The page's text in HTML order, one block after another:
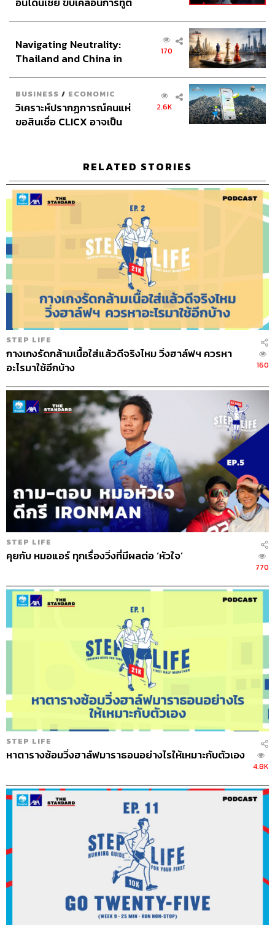
บอกตัวเองว่าไปเดี๋ยวนี้ เลยลากไปตั้งแต่กิโลฯ​ ที่ 8-9 จนจบ
42.195 กิโลฯ เป็นครั้งแรก
แล้วหมอเมย์น่ารักมาก ตอนจะเข้าเส้นชัยก็ไปแอบลูกโป่งไว้ที่
รถพี่อีกคันหนึ่ง แล้วเอามาเซอร์ไพรส์ แม่เลยบอกว่าเฮ้ยถอย
ไปก่อน ฉันจะเป็นลม คนมารุมเยอะมากแม่เลยวูบไปพักหนึ่ง
แต่ถือว่าเป็นครั้งที่ประทับใจเพราะไม่คิดว่าผู้หญิงแก่ๆ คน
หนึ่งจะได้เจอบรรยากาศแบบนั้น
เคยรู้ว่าเขาเป็นคนแบบนี้ (หัวเราะ) ตอนนั้นเขาอยู่บนเวทีใน
แคมป์แล้วเขาก็ถามว่าใครจะไป 10 กิโลฯ แม่ก็ยกมือ ใครจะ
ไปมินิมาราธอน แม่ก็ยกมือ ใครจะไปมาราธอน แม่ก็ยกมือ
ใครจะไป 100 กิโลฯ แม่ก็ยกมือ เพราะบรรยากาศในห้องมัน
สนุก แล้วก็อยากให้เด็กๆ ยกมือตาม แต่ไม่จบแค่นั้น คุณป๊อก
เขาถามต่อว่าใครที่ยกมือเมื่อกี้ให้ยืนบนเก้าอี้ เพราะดิฉันหัว
หงอกแล้วใครๆ ก็เห็นว่ายกมือ ก็เลยต้องแสดงสปิริตยืนบน
เก้าอี้ หลังจากนั้นก็คิดในใจเลยว่า ‘กูจะทำอย่างไรวะ’
ภาพตอนนั้นมันเลยติดอยู่ในใจว่าเราต้องทำให้ได้ เด็กๆ เห็น
ว่าเราเป็นคนพูดจริงทำจริง เราต้องมีสัจจะกับตัวเองค่ะ พอแม่
ลงมาจากเก้าอี้ตัวนั้นก็เอาแล้วเว้ย ทุกข์เริ่มมาแล้ว แม่ก็เริ่ม
ถามหมอเมย์ว่าเมื่อไรจะวิ่ง 100 กิโลฯ เพราะอยากให้ลูกสาว
สัมผัสก่อนจากประสบการณ์ตรง เขาก็เป็นห่วงแม่เพราะไม่ใช่
เรื่องง่ายที่คนอายุขนาดแม่จะไปวิ่ง แม่เลยตัดสินใจแอบสมัคร
ค่ะ แล้วก็สมัครเผื่อหมอเมย์ด้วย (หัวเราะ) เพราะอย่างไรเขา
ก็ไม่ทิ้งแม่
(หมอเมย์เสริมว่า การวิ่ง 100 กิโลเมตรครั้งนั้นคือการวิ่งบาง
แสน 100 วัตถุประสงค์คือการเป็นเพื่อนคอยซัพพอร์ตกันไป
ดังนั้นลักษณะการวิ่งจะถูกวางให้เข้าเส้นชัยใกล้ๆ กัน แต่จะ
ปล่อยตัวด้วยระยะเวลาที่แตกต่างกัน คนวิ่งเร็วจะถูกปล่อยตัว
ทีหลัง คนวิ่งช้าจะถูกปล่อยตัวก่อน แม่เลยได้สิทธิพิเศษปล่อย
ตัวก่อน เพราะหลังจากที่เถียงกันจนสู้แม่ไม่ได้ ก็เลยต้องยอม
ให้เขาไปวิ่งเพราะเขาไม่เคยขออะไรมาก่อน)
หลังจากผ่านดราม่าต่างๆ วันนั้นแม่ก็ได้เพื่อนมาวิ่ง แต่เหมือน
เซเลบต่างๆ เขาต้องมาวิ่งรอแม่แล้วมันเป็นการวิ่งที่ยาวนาน
อ่างศิลาพอดี แต่ด้วยความเหนื่อยแม่ก็เริ่มทะเลาะกับความ
คิดของตัวเองอีกครั้ง หยุดนะ นอนเถอะ วิ่งมา 27 ชั่วโมงแล้ว
เหนื่อยแล้ว แต่อีกใจก็บอกว่าไม่ ฉันซ้อมมา ฉันทะเลาะกับ
หมอเมย์มากว่าฉันจะได้วิ่ง 100 กิโลฯ ฉันต้องผ่านการทดสอ
บอัลตร้ามาราธอนวิ่ง 10 ชั่วโมงไม่หยุด ทะเลาะกับลูกมา
สารพัดจะมาจบตรงนี้ง่ายๆ ไม่ได้ แม่ก็ซดกาแฟแล้ววิ่งปรื๊ด
จากอ่างศิลาเข้าหาดบางแสนไม่รู้เพซอะไร แต่คนตามไม่ทัน
พอใกล้เส้นชัยอีก 2 กิโลเมตรเกิดพายุเข้า ฝ่าทั้งลมทั้งฝน แม่
เลยยกมือไหว้ตรงนั้นว่าขอลูกช้างผ่านตรงนี้ไปนิดเดียวอย่า
เพิ่งโกรธกันเลย
พอเข้าเส้นชัยแม่รู้สึกว่าฉันทำได้แล้วกับที่เคย
สัญญาเอาไว้ที่ห้องประชุม ต่อหน้าคนเยอะแยะ
ฉันทำสำเร็จแล้ว
อินโดนีเซีย
Navigating Neutrality:
Thailand and China in
170
BUSINESS / ECONOMIC
วิเคราะห์ปรากฏการณ์คนแห่
ขอสินเชื่อ CLICX อาจเป็น
2.6K
RELATED STORIES
STEP LIFE
กางเกงรัดกล้ามเนื้อใส่แล้วดีจริงไหม วิ่งฮาล์ฟฯ ควรหา
อะไรมาใช้อีกบ้าง
160
STEP LIFE
คุยกับ หมอแอร์ ทุกเรื่องวิ่งที่มีผลต่อ ‘หัวใจ’
770
STEP LIFE
หาตารางซ้อมวิ่งฮาล์ฟมาราธอนอย่างไรให้เหมาะกับตัวเอง
4.8K